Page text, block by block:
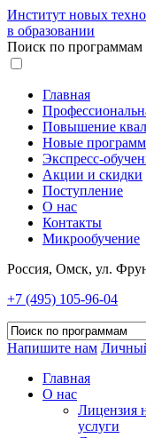
Институт новых
в образовании
Поиск по программам
Главная
Повышение
Новые
Экспресс-
Акции и скидки
Поступление
О нас
Контакты
Микрообучение
Россия, Омск, ул.
+7 (495) 105-96-04
Напишите нам
Главная
О нас
Лицензия
услуги